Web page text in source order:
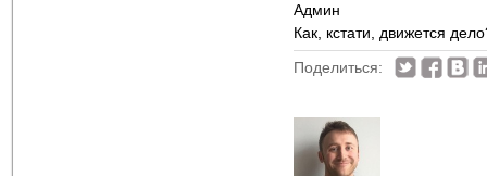
Админ
Как, кстати, движется
Поделиться: